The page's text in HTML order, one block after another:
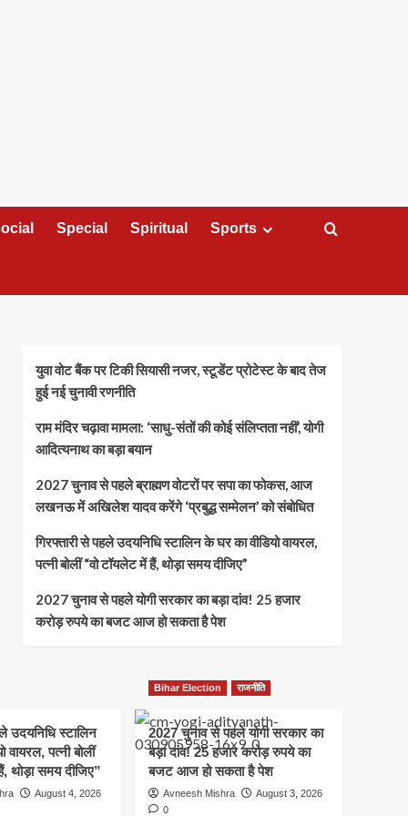
Special Spiritual Sports
युवा वोट बैंक पर टिकी सियासी नजर, स्टूडेंट प्रोटेस्ट के बाद तेज
हुई नई चुनावी रणनीति
राम मंदिर चढ़ावा मामला: ‘साधु-संतों की कोई संलिप्तता नहीं’, योगी
आदित्यनाथ का बड़ा बयान
2027 चुनाव से पहले ब्राह्मण वोटरों पर सपा का फोकस, आज
लखनऊ में अखिलेश यादव करेंगे ‘प्रबुद्ध सम्मेलन’ को संबोधित
गिरफ्तारी से पहले उदयनिधि स्टालिन के घर का वीडियो वायरल,
पत्नी बोलीं “वो टॉयलेट में हैं, थोड़ा समय दीजिए”
2027 चुनाव से पहले योगी सरकार का बड़ा दांव! 25 हजार
करोड़ रुपये का बजट आज हो सकता है पेश
उदयनिधि स्टालिन
वायरल, पत्नी बोलीं
थोड़ा समय दीजिए”
August 4, 2026
Bihar Election राजनीति
2027 चुनाव से पहले योगी सरकार का
बड़ा दांव! 25 हजार करोड़ रुपये का
बजट आज हो सकता है पेश
Avneesh Mishra
August 3, 2026
0